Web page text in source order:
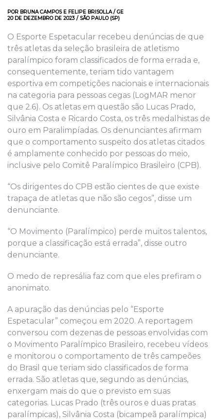
POR BRUNA CAMPOS E FELIPE BRISOLLA / GE
20 DE DEZEMBRO DE 2023 / SÃO PAULO (SP)
O Esporte Espetacular recebeu denúncias de que
três atletas da seleção brasileira de atletismo
paralímpico foram classificados de forma errada e,
consequentemente, teriam tido vantagem
esportiva em competições nacionais e internacionais
na categoria para pessoas cegas (LogMAR menor
que 2.6). Os atletas em questão são Lucas Prado,
Silvânia Costa e Ricardo Costa, os três medalhistas de
ouro em Paralimpíadas. Os denunciantes afirmam
que o comportamento suspeito dos atletas citados
é amplamente conhecido por pessoas do meio,
inclusive pelo Comitê Paralímpico Brasileiro (CPB).
“Os dirigentes do CPB estão cientes de que existe
trapaça de atletas que não são cegos”, disse um
denunciante.
“O Movimento (Paralímpico) perde muitos talentos,
porque a classificação está errada”, disse outro
denunciante.
O medo de represália faz com que eles prefiram o
anonimato.
A apuração das denúncias pelo “Esporte
Espetacular” começou em 2020. A reportagem
conversou com dezenas de pessoas envolvidas com
o Movimento Paralímpico Brasileiro, recebeu vídeos
e monitorou o comportamento de três campeões
do Brasil que teriam sido classificados de forma
errada. São atletas que, segundo as denúncias,
enxergam mais do que o previsto em suas
categorias. Lucas Prado (três ouros e duas pratas
paralímpicas), Silvânia Costa (bicampeã paralímpica)